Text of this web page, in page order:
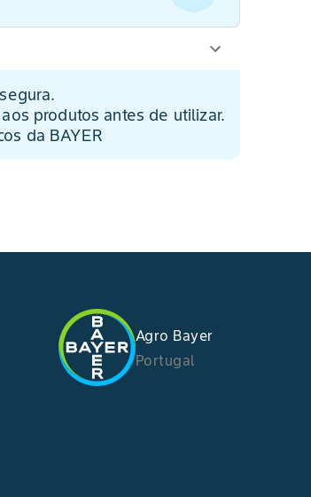
produtos antes de utilizar.
da BAYER
Agro Bayer
Portugal